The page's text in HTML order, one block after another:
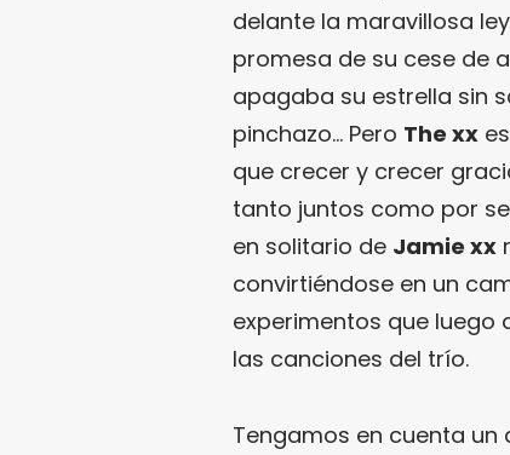
delante la maravillosa
promesa de su cese de
apagaba su estrella sin
pinchazo… Pero The xx
que crecer y crecer
tanto juntos como por
en solitario de Jamie xx
convirtiéndose en un
experimentos que luego
las canciones del trío.
Tengamos en cuenta